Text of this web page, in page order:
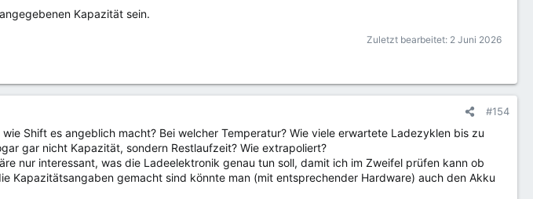
Kapazität sein.
Zuletzt bearbeitet: 2 Juni 2026
#154
Shift es angeblich macht? Bei welcher Temperatur? Wie viele erwartete Ladezyklen bis zu
gar nicht Kapazität, sondern Restlaufzeit? Wie extrapoliert?
nur interessant, was die Ladeelektronik genau tun soll, damit ich im Zweifel prüfen kann ob
Kapazitätsangaben gemacht sind könnte man (mit entsprechender Hardware) auch den Akku